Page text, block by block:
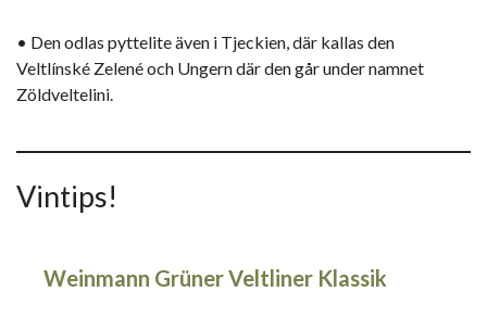
• Den odlas pyttelite även i Tjeckien, där kallas den
Veltlínské Zelené och Ungern där den går under namnet
Zöldveltelini.
Vintips!
Weinmann Grüner Veltliner Klassik